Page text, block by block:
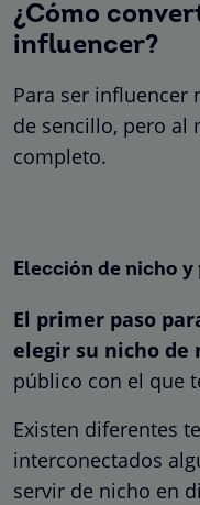
¿Cómo
influencer?
Para ser influencer
de sencillo, pero
completo.
Elección de nicho
El primer paso
elegir su nicho de
público con el que
Existen diferentes
interconectados
servir de nicho en